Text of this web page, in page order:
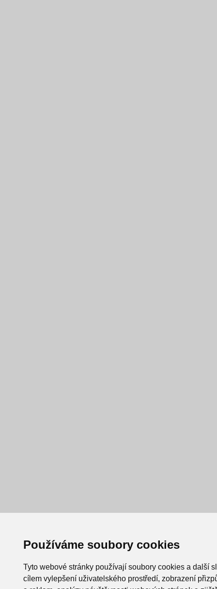
Používáme soubory cookies
Tyto webové stránky používají soubory cookies a další
cílem vylepšení uživatelského prostředí, zobrazení